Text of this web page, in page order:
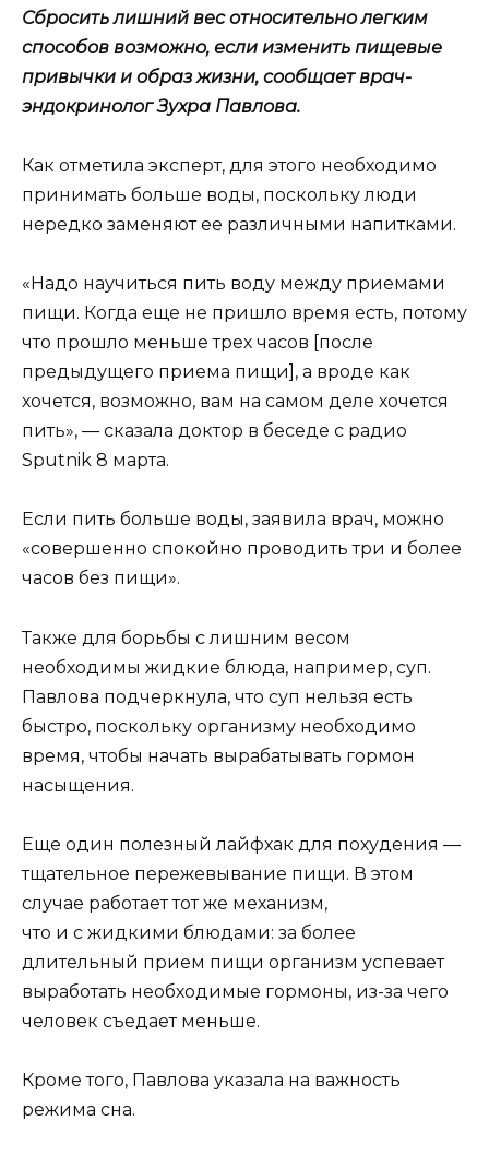
Сбросить лишний вес относительно легким
способов возможно, если изменить пищевые
привычки и образ жизни, сообщает врач-
эндокринолог Зухра Павлова.
Как отметила эксперт, для этого необходимо
принимать больше воды, поскольку люди
нередко заменяют ее различными напитками.
«Надо научиться пить воду между приемами
пищи. Когда еще не пришло время есть, потому
что прошло меньше трех часов [после
предыдущего приема пищи], а вроде как
хочется, возможно, вам на самом деле хочется
пить», ― сказала доктор в беседе с радио
Sputnik 8 марта.
Если пить больше воды, заявила врач, можно
«совершенно спокойно проводить три и более
часов без пищи».
Также для борьбы с лишним весом
необходимы жидкие блюда, например, суп.
Павлова подчеркнула, что суп нельзя есть
быстро, поскольку организму необходимо
время, чтобы начать вырабатывать гормон
насыщения.
Еще один полезный лайфхак для похудения ―
тщательное пережевывание пищи. В этом
случае работает тот же механизм,
что и с жидкими блюдами: за более
длительный прием пищи организм успевает
выработать необходимые гормоны, из-за чего
человек съедает меньше.
Кроме того, Павлова указала на важность
режима сна.